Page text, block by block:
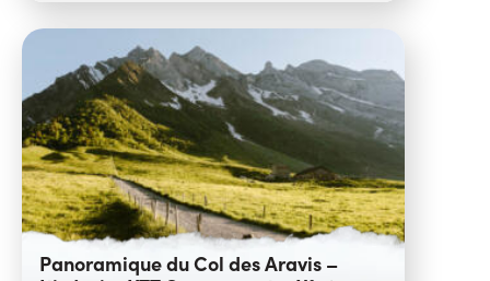
Panoramique du Col des Aravis –